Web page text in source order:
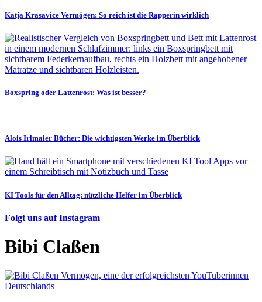
Katja Krasavice Vermögen: So reich ist die Rapperin wirklich
Boxspring oder Lattenrost: Was ist besser?
Alois Irlmaier Bücher: Die wichtigsten Werke im Überblick
KI Tools für den Alltag: nützliche Helfer im Überblick
Folgt uns auf Instagram
Bibi Claßen